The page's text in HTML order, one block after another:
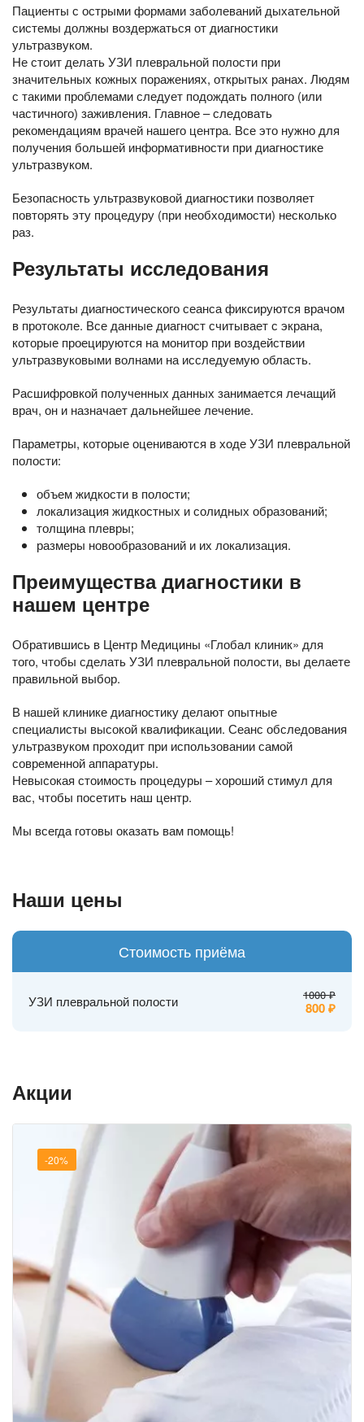
Пациенты с острыми формами заболеваний дыхательной
системы должны воздержаться от диагностики
ультразвуком.
Не стоит делать УЗИ плевральной полости при
значительных кожных поражениях, открытых ранах. Людям
с такими проблемами следует подождать полного (или
частичного) заживления. Главное – следовать
рекомендациям врачей нашего центра. Все это нужно для
получения большей информативности при диагностике
ультразвуком.
Безопасность ультразвуковой диагностики позволяет
повторять эту процедуру (при необходимости) несколько
раз.
Результаты исследования
Результаты диагностического сеанса фиксируются врачом
в протоколе. Все данные диагност считывает с экрана,
которые проецируются на монитор при воздействии
ультразвуковыми волнами на исследуемую область.
Расшифровкой полученных данных занимается лечащий
врач, он и назначает дальнейшее лечение.
Параметры, которые оцениваются в ходе УЗИ плевральной
полости:
объем жидкости в полости;
локализация жидкостных и солидных образований;
толщина плевры;
размеры новообразований и их локализация.
Преимущества диагностики в
нашем центре
Обратившись в Центр Медицины «Глобал клиник» для
того, чтобы сделать УЗИ плевральной полости, вы делаете
правильной выбор.
В нашей клинике диагностику делают опытные
специалисты высокой квалификации. Сеанс обследования
ультразвуком проходит при использовании самой
современной аппаратуры.
Невысокая стоимость процедуры – хороший стимул для
вас, чтобы посетить наш центр.
Мы всегда готовы оказать вам помощь!
Наши цены
Стоимость приёма
УЗИ плевральной полости 1000
800
Акции
-20%